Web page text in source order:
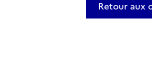
Retour aux